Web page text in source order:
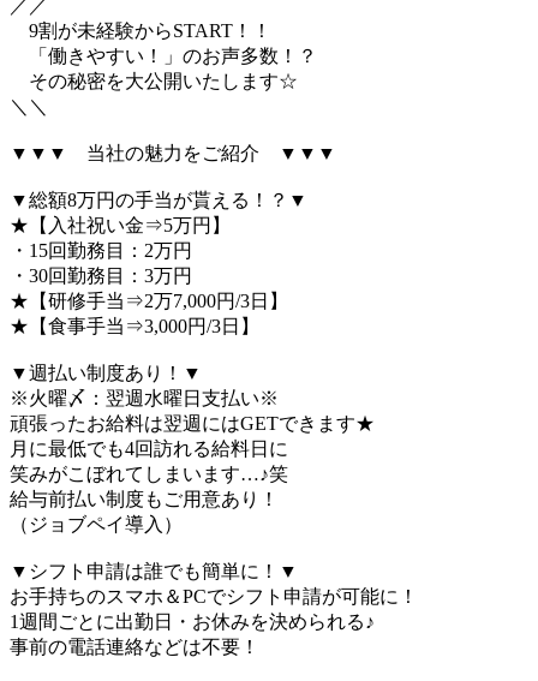
／／
9割が未経験からSTART！！
「働きやすい！」のお声多数！？
その秘密を大公開いたします☆
＼＼
▼▼▼ 当社の魅力をご紹介 ▼▼▼
▼総額8万円の手当が貰える！？▼
★【入社祝い金⇒5万円】
・15回勤務目：2万円
・30回勤務目：3万円
★【研修手当⇒2万7,000円/3日】
★【食事手当⇒3,000円/3日】
▼週払い制度あり！▼
※火曜〆：翌週水曜日支払い※
頑張ったお給料は翌週にはGETできます★
月に最低でも4回訪れる給料日に
笑みがこぼれてしまいます…♪笑
給与前払い制度もご用意あり！
（ジョブペイ導入）
▼シフト申請は誰でも簡単に！▼
お手持ちのスマホ＆PCでシフト申請が可能に！
1週間ごとに出勤日・お休みを決められる♪
事前の電話連絡などは不要！